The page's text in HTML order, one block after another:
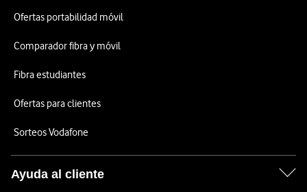
Ofertas portabilidad móvil
Comparador fibra y móvil
Fibra estudiantes
Ofertas para clientes
Sorteos Vodafone
Ayuda al cliente